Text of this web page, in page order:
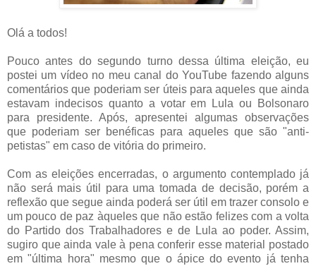
Olá a todos!
Pouco antes do segundo turno dessa última eleição, eu
postei um vídeo no meu canal do YouTube fazendo alguns
comentários que poderiam ser úteis para aqueles que ainda
estavam indecisos quanto a votar em Lula ou Bolsonaro
para presidente. Após, apresentei algumas observações
que poderiam ser benéficas para aqueles que são "anti-
petistas" em caso de vitória do primeiro.
Com as eleições encerradas, o argumento contemplado já
não será mais útil para uma tomada de decisão, porém a
reflexão que segue ainda poderá ser útil em trazer consolo e
um pouco de paz àqueles que não estão felizes com a volta
do Partido dos Trabalhadores e de Lula ao poder. Assim,
sugiro que ainda vale à pena conferir esse material postado
em "última hora" mesmo que o ápice do evento já tenha